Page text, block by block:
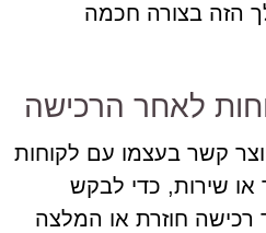
הזה בצורה חכמה
לאחר הרכישה
קשר בעצמו עם לקוחות
שירות, כדי לבקש
רכישה חוזרת או המלצה